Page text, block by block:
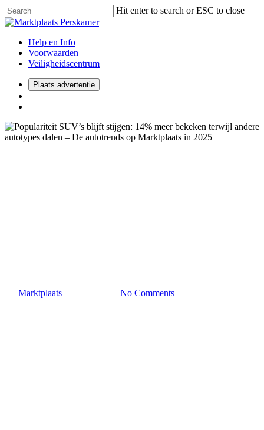
Hit enter to search or ESC to close
Help en Info
Voorwaarden
Veiligheidscentrum
Plaats advertentie
Marktplaats No Comments